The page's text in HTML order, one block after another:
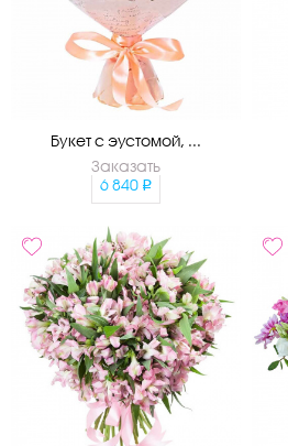
Букет с эустомой, ...
Заказать
6 840